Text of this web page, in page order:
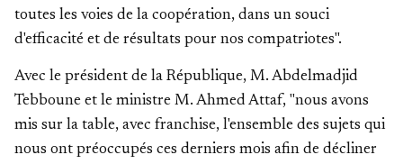
toutes les voies de la coopération, dans un souci
d'efficacité et de résultats pour nos compatriotes".
Avec le président de la République, M. Abdelmadjid
Tebboune et le ministre M. Ahmed Attaf, "nous avons
mis sur la table, avec franchise, l'ensemble des sujets qui
nous ont préoccupés ces derniers mois afin de décliner